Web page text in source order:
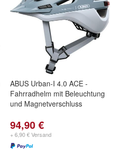
ABUS Urban-I 4.0 ACE -
Fahrradhelm mit Beleuchtung
und Magnetverschluss
94,90 €
+ 6,90 € Versand